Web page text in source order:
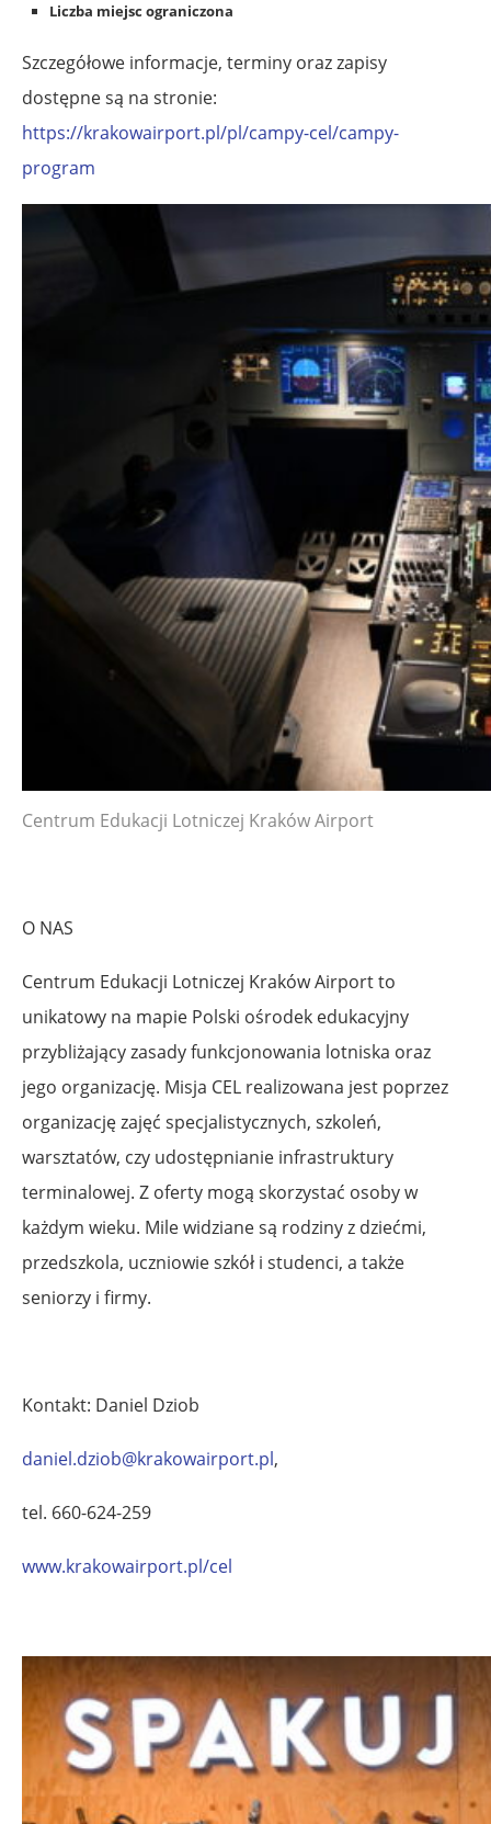
Liczba miejsc ograniczona
Szczegółowe informacje, terminy oraz zapisy
dostępne są na stronie:
https://krakowairport.pl/pl/campy-cel/campy-
program
Centrum Edukacji Lotniczej Kraków Airport
O NAS
Centrum Edukacji Lotniczej Kraków Airport to
unikatowy na mapie Polski ośrodek edukacyjny
przybliżający zasady funkcjonowania lotniska oraz
jego organizację. Misja CEL realizowana jest poprzez
organizację zajęć specjalistycznych, szkoleń,
warsztatów, czy udostępnianie infrastruktury
terminalowej. Z oferty mogą skorzystać osoby w
każdym wieku. Mile widziane są rodziny z dziećmi,
przedszkola, uczniowie szkół i studenci, a także
seniorzy i firmy.
Kontakt: Daniel Dziob
daniel.dziob@krakowairport.pl,
tel. 660-624-259
www.krakowairport.pl/cel